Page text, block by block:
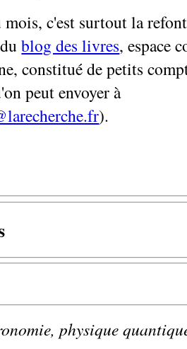
mois, c'est surtout la
dublog des livres, espace
constitué de petits
peut envoyer à
).
physique